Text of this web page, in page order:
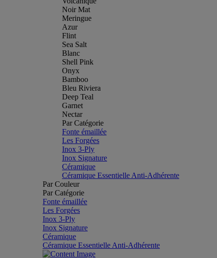
Noir Mat
Meringue
Azur
Flint
Sea Salt
Blanc
Shell Pink
Onyx
Bamboo
Bleu Riviera
Deep Teal
Garnet
Nectar
Par Catégorie
Fonte émaillée
Les Forgées
Inox 3-Ply
Inox Signature
Céramique
Céramique Essentielle Anti-Adhérente
Par Couleur
Par Catégorie
Fonte émaillée
Les Forgées
Inox 3-Ply
Inox Signature
Céramique
Céramique Essentielle Anti-Adhérente